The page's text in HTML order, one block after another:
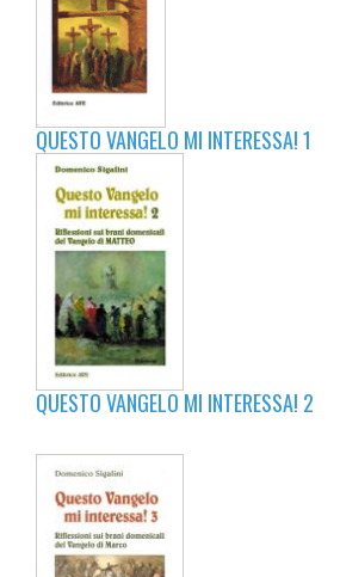
QUESTO VANGELO MI INTERESSA! 1
QUESTO VANGELO MI INTERESSA! 2